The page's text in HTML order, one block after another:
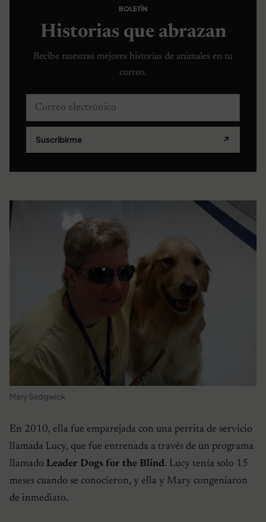
BOLETÍN
Historias que abrazan
Recibe nuestras mejores historias de animales en tu
correo.
Correo electrónico
Suscribirme ↗
Mary Sedgwick
En 2010, ella fue emparejada con una perrita de servicio
llamada Lucy, que fue entrenada a través de un programa
llamado Leader Dogs for the Blind. Lucy tenía solo 15
meses cuando se conocieron, y ella y Mary congeniaron
de inmediato.